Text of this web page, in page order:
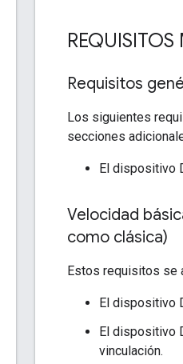
Requisitos
Los siguientes
secciones
El dispositivo
Velocidad
como clásica)
Estos requisitos se
El dispositivo
El dispositivo
vinculación.